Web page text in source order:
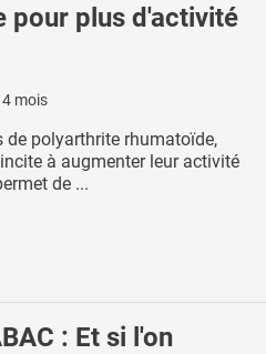
pour plus d'activité
mois
de polyarthrite rhumatoïde,
à augmenter leur activité
de ...
: Et si l'on